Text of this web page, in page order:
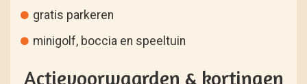
gratis parkeren
minigolf, boccia en speeltuin
Actievoorwaarden & kortingen